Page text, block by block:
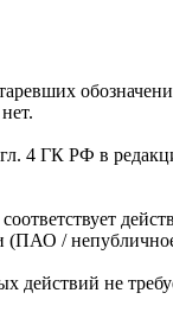
гл. 4 ГК РФ в
(ПАО /
действий не